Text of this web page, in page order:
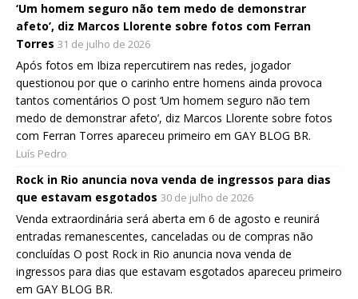
‘Um homem seguro não tem medo de demonstrar
afeto’, diz Marcos Llorente sobre fotos com Ferran
Torres 31 de julho de 2026
Após fotos em Ibiza repercutirem nas redes, jogador
questionou por que o carinho entre homens ainda provoca
tantos comentários O post ‘Um homem seguro não tem
medo de demonstrar afeto’, diz Marcos Llorente sobre fotos
com Ferran Torres apareceu primeiro em GAY BLOG BR.
Luís Pedro
Rock in Rio anuncia nova venda de ingressos para dias
que estavam esgotados 30 de julho de 2026
Venda extraordinária será aberta em 6 de agosto e reunirá
entradas remanescentes, canceladas ou de compras não
concluídas O post Rock in Rio anuncia nova venda de
ingressos para dias que estavam esgotados apareceu primeiro
em GAY BLOG BR.